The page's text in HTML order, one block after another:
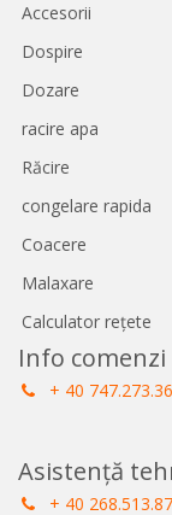
Accesorii
Dospire
Dozare
racire apa
Răcire
congelare rapida
Coacere
Malaxare
Calculator rețete
Info comenzi
+ 40
Asistență
+ 40